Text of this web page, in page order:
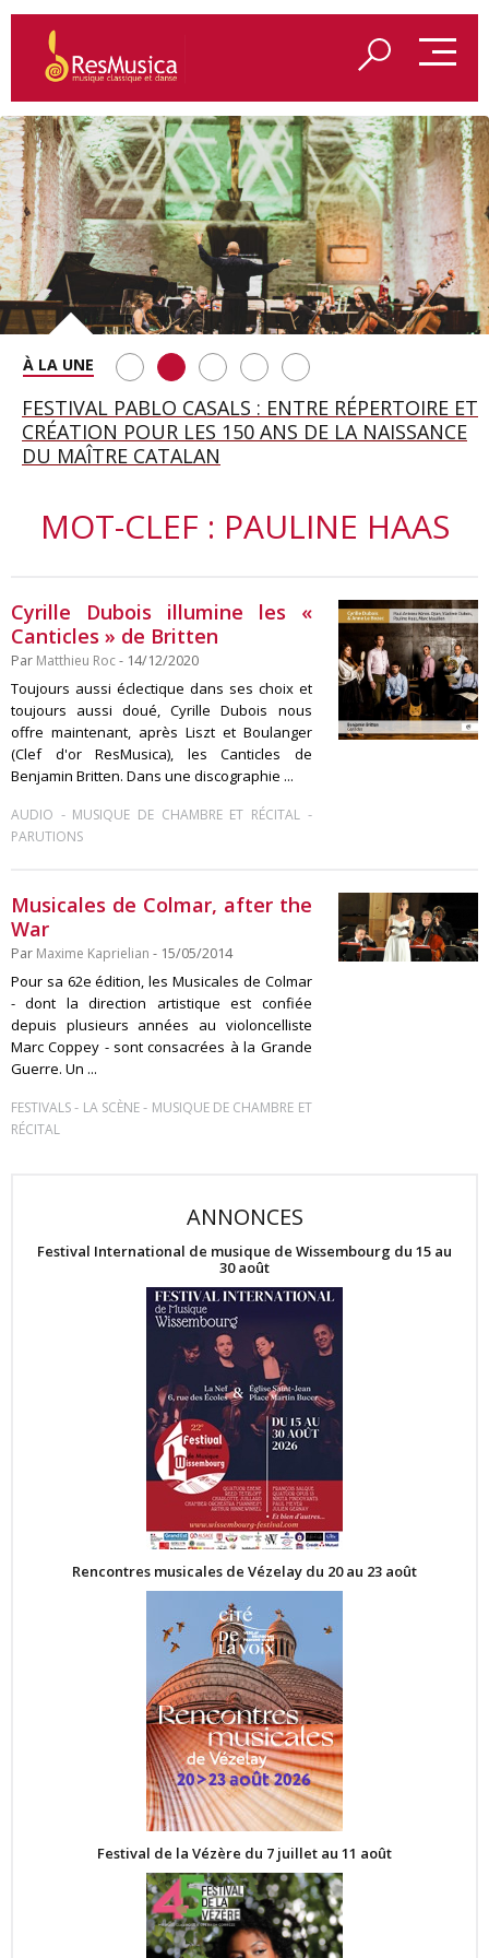
SAINT FRANÇOIS D’ASSISE À SALZBOURG, UNE
SOIRÉE IMMENSE PORTÉE PAR ROMEO
CASTELLUCCI ET MAXIME PASCAL
FESTIVAL PABLO CASALS : ENTRE RÉPERTOIRE ET
CRÉATION POUR LES 150 ANS DE LA NAISSANCE
DU MAÎTRE CATALAN
A BAYREUTH, LE 150E ANNIVERSAIRE DU RING
WAGNÉRIEN GÉNÉRÉ PAR L’IA
BETSY JOLAS FÊTE SON CENTIÈME
ANNIVERSAIRE
GEORGE BENJAMIN : « MES PARENTS AVAIENT
CETTE EXIGENCE DE L’OBJET CISELÉ »
MOT-CLEF : PAULINE HAAS
Cyrille Dubois illumine les «
Canticles » de Britten
Par Matthieu Roc- 14/12/2020
Toujours aussi éclectique dans ses choix et
toujours aussi doué, Cyrille Dubois nous
offre maintenant, après Liszt et Boulanger
(Clef d'or ResMusica), les Canticles de
Benjamin Britten. Dans une discographie ...
AUDIO - MUSIQUE DE CHAMBRE ET RÉCITAL-
PARUTIONS
Musicales de Colmar, after the
War
Par Maxime Kaprielian - 15/05/2014
Pour sa 62e édition, les Musicales de Colmar
- dont la direction artistique est confiée
depuis plusieurs années au violoncelliste
Marc Coppey - sont consacrées à la Grande
Guerre. Un ...
FESTIVALS- LA SCÈNE- MUSIQUE DE CHAMBRE ET
RÉCITAL
ANNONCES
Festival International de musique de Wissembourg du 15 au
30 août
Rencontres musicales de Vézelay du 20 au 23 août
Festival de la Vézère du 7 juillet au 11 août